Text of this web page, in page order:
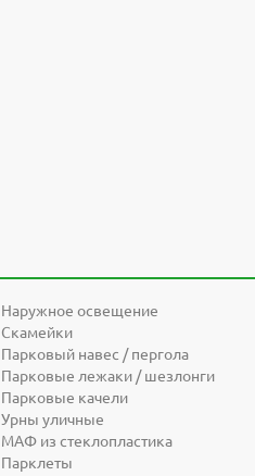
Наружное освещение
Скамейки
Парковый навес / пергола
Парковые лежаки / шезлонги
Парковые качели
Урны уличные
МАФ из стеклопластика
Парклеты